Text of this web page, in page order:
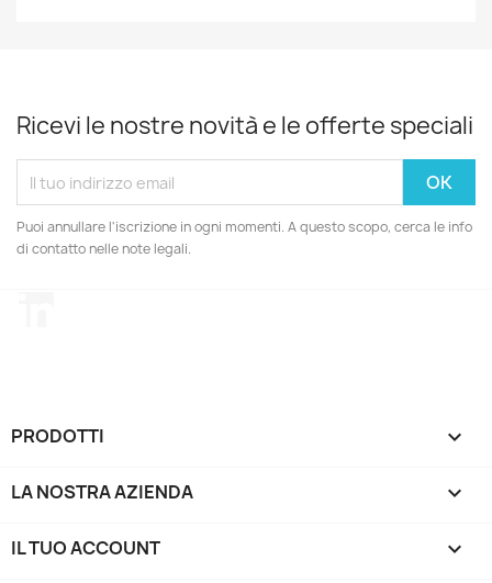
Ricevi le nostre novità e le offerte speciali
Puoi annullare l'iscrizione in ogni momenti. A questo scopo, cerca le info
di contatto nelle note legali.
PRODOTTI 
LA NOSTRA AZIENDA 
IL TUO ACCOUNT 